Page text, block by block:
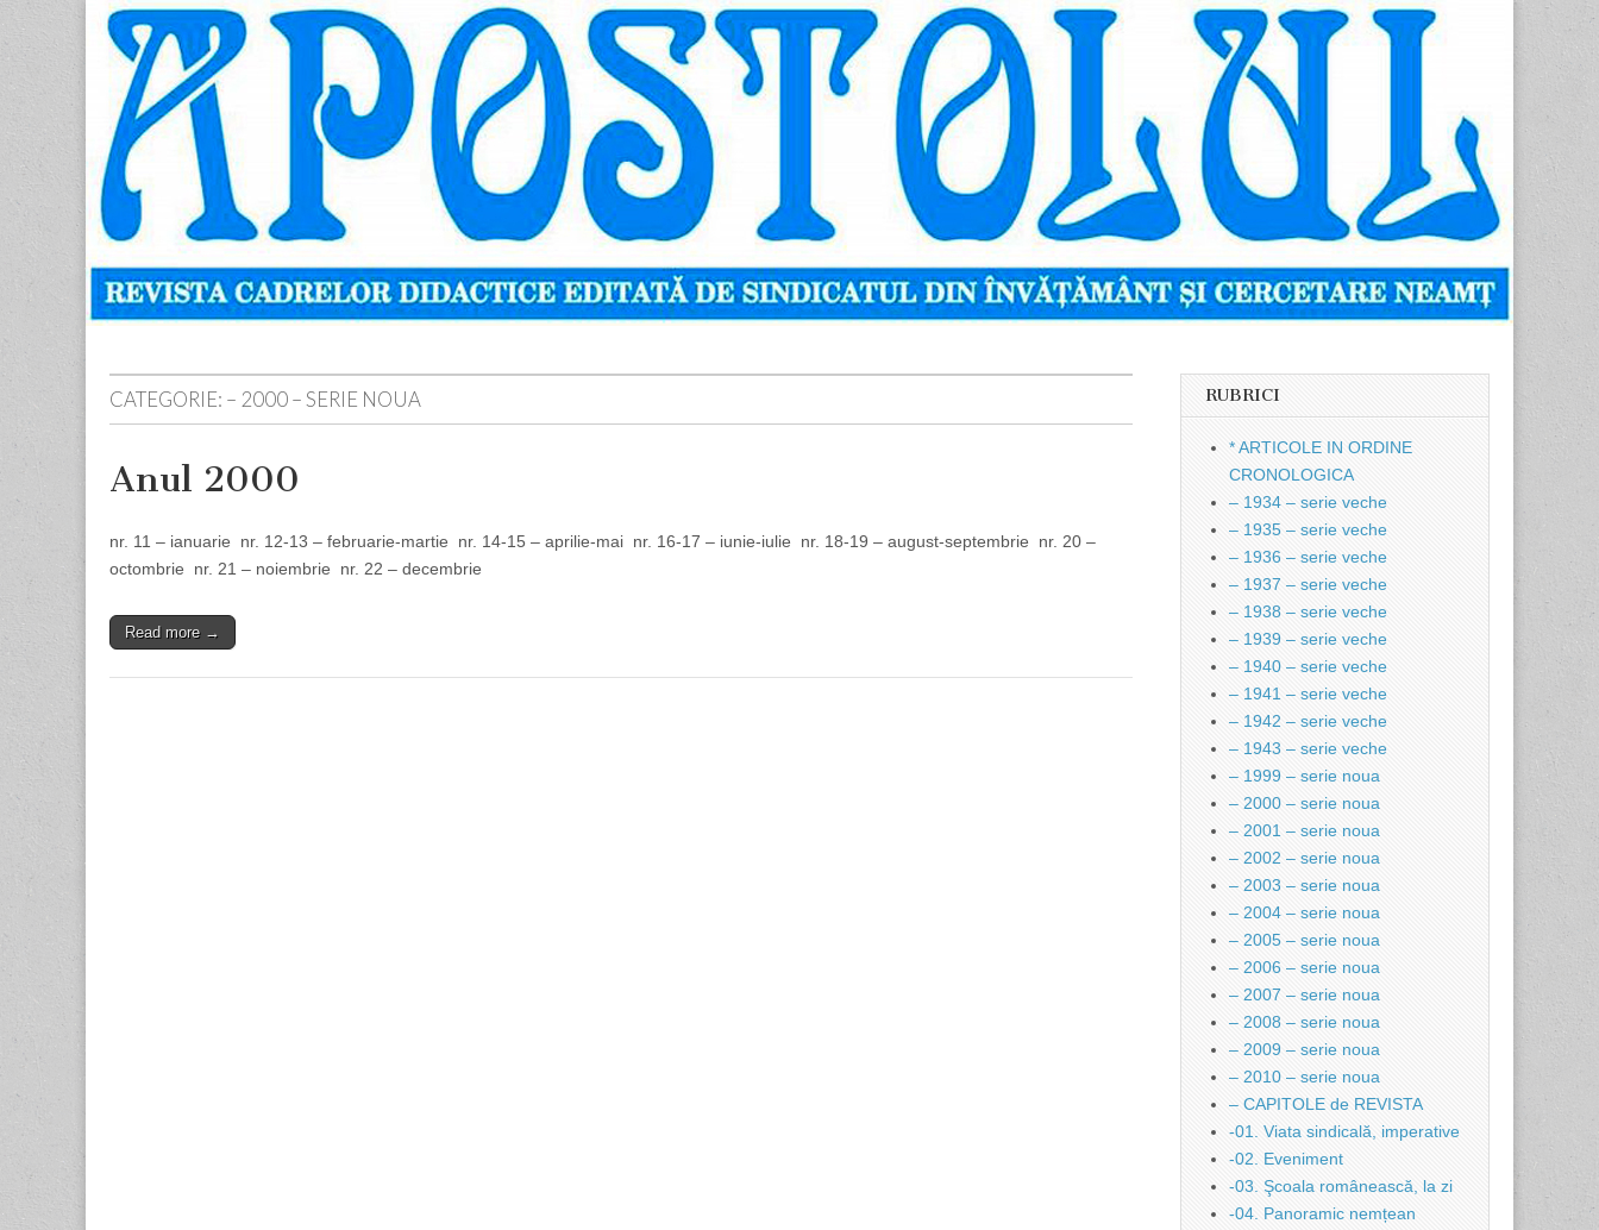
Apostolul
Revista
cadrelor
didactice
din
judetul
Neamt
menu
content
CATEGORIE: – 2000 – SERIE NOUA
Anul 2000
nr. 11 – ianuarie nr. 12-13 – februarie-martie nr. 14-15 – aprilie-mai nr. 16-17 – iunie-iulie nr. 18-19 – august-septembrie nr. 20 –
octombrie nr. 21 – noiembrie nr. 22 – decembrie
Read more →
RUBRICI
* ARTICOLE IN ORDINE
CRONOLOGICA
– 1934 – serie veche
– 1935 – serie veche
– 1936 – serie veche
– 1937 – serie veche
– 1938 – serie veche
– 1939 – serie veche
– 1940 – serie veche
– 1941 – serie veche
– 1942 – serie veche
– 1943 – serie veche
– 1999 – serie noua
– 2000 – serie noua
– 2001 – serie noua
– 2002 – serie noua
– 2003 – serie noua
– 2004 – serie noua
– 2005 – serie noua
– 2006 – serie noua
– 2007 – serie noua
– 2008 – serie noua
– 2009 – serie noua
– 2010 – serie noua
– CAPITOLE de REVISTA
-01. Viata sindicală, imperative
-02. Eveniment
-03. Şcoala românească, la zi
-04. Panoramic nemțean